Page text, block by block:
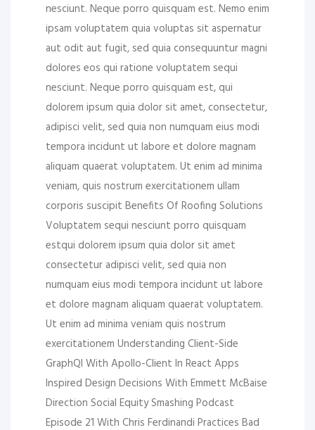
nesciunt. Neque porro quisquam est. Nemo enim
ipsam voluptatem quia voluptas sit aspernatur
aut odit aut fugit, sed quia consequuntur magni
dolores eos qui ratione voluptatem sequi
nesciunt. Neque porro quisquam est, qui
dolorem ipsum quia dolor sit amet, consectetur,
adipisci velit, sed quia non numquam eius modi
tempora incidunt ut labore et dolore magnam
aliquam quaerat voluptatem. Ut enim ad minima
veniam, quis nostrum exercitationem ullam
corporis suscipit Benefits Of Roofing Solutions
Voluptatem sequi nesciunt porro quisquam
estqui dolorem ipsum quia dolor sit amet
consectetur adipisci velit, sed quia non
numquam eius modi tempora incidunt ut labore
et dolore magnam aliquam quaerat voluptatem.
Ut enim ad minima veniam quis nostrum
exercitationem Understanding Client-Side
GraphQl With Apollo-Client In React Apps
Inspired Design Decisions With Emmett McBaise
Direction Social Equity Smashing Podcast
Episode 21 With Chris Ferdinandi Practices Bad